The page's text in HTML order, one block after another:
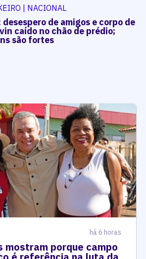
| NACIONAL
desespero de amigos e corpo de
caído no chão de prédio;
são fortes
há 6 horas
mostram porque campo